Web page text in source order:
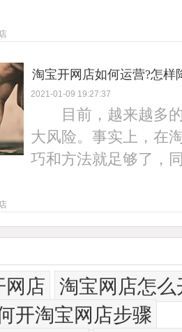
淘宝开网店如何运营?怎样
2021-01-09 19:27:37
目前，越来越多的
大风险。事实上，在
巧和方法就足够了，
网店
淘宝网店怎么
开淘宝网店步骤